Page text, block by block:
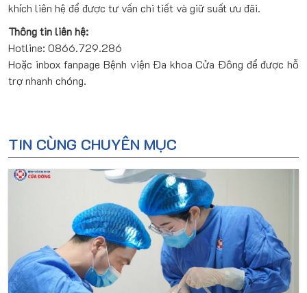
khích liên hệ để được tư vấn chi tiết và giữ suất ưu đãi.
Thông tin liên hệ:
Hotline: 0866.729.286
Hoặc inbox fanpage Bệnh viện Đa khoa Cửa Đông để được hỗ
trợ nhanh chóng.
TIN CÙNG CHUYÊN MỤC